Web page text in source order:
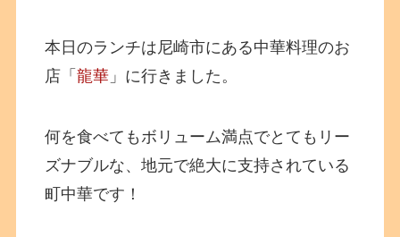
本日のランチは尼崎市にある中華料理のお
店「龍華 」に行きました。
何を食べてもボリューム満点でとてもリー
ズナブルな、地元で絶大に支持されている
町中華です！